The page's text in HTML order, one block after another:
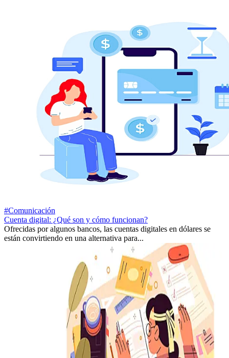
#Comunicación
Cuenta digital: ¿Qué son y cómo funcionan?
Ofrecidas por algunos bancos, las cuentas digitales en dólares se
están convirtiendo en una alternativa para...